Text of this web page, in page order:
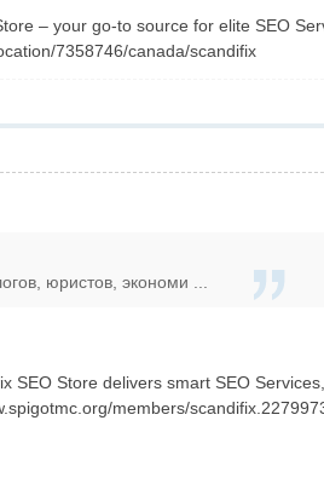
– your go-to source for elite SEO
7358746/canada/scandifix
юристов, экономи ...
SEO Store delivers smart SEO
members/